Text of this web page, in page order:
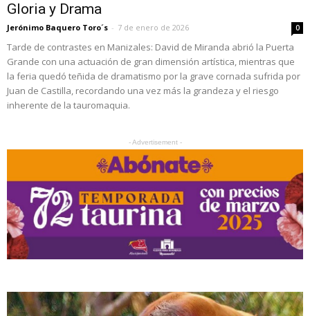
Gloria y Drama
Jerónimo Baquero Toro´s - 7 de enero de 2026 0
Tarde de contrastes en Manizales: David de Miranda abrió la Puerta
Grande con una actuación de gran dimensión artística, mientras que
la feria quedó teñida de dramatismo por la grave cornada sufrida por
Juan de Castilla, recordando una vez más la grandeza y el riesgo
inherente de la tauromaquia.
- Advertisement -